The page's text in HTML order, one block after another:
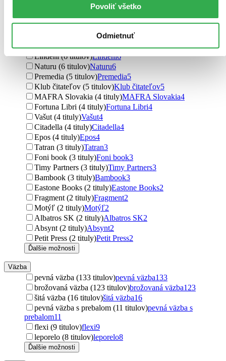
Povoliť všetko
Odmietnuť
Metafora (11 titulov)Metafora11
Plat4M Books (9 titulov)Plat4M Books9
7
Slovart CZ (7 titulov)Slovart CZ7
Lindeni (6 titulov)Lindeni6
Naturu (6 titulov)Naturu6
Premedia (5 titulov)Premedia5
Klub čitateľov (5 titulov)Klub čitateľov5
MAFRA Slovakia (4 tituly)MAFRA Slovakia4
Fortuna Libri (4 tituly)Fortuna Libri4
Vašut (4 tituly)Vašut4
Citadella (4 tituly)Citadella4
Epos (4 tituly)Epos4
Tatran (3 tituly)Tatran3
Foni book (3 tituly)Foni book3
Timy Partners (3 tituly)Timy Partners3
Bambook (3 tituly)Bambook3
Eastone Books (2 tituly)Eastone Books2
Fragment (2 tituly)Fragment2
Motýľ (2 tituly)Motýľ2
Albatros SK (2 tituly)Albatros SK2
Absynt (2 tituly)Absynt2
Petit Press (2 tituly)Petit Press2
Ďalšie možnosti
Väzba
pevná väzba (133 titulov)pevná väzba133
brožovaná väzba (123 titulov)brožovaná väzba123
šitá väzba (16 titulov)šitá väzba16
pevná väzba s prebalom (11 titulov)pevná väzba s
prebalom11
flexi (9 titulov)flexi9
leporelo (8 titulov)leporelo8
Ďalšie možnosti